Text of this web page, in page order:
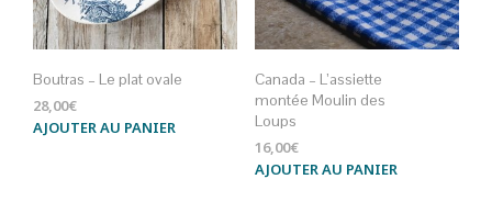
Boutras – Le plat ovale
28,00€
AJOUTER AU PANIER
Canada – L’assiette
montée Moulin des
Loups
16,00€
AJOUTER AU PANIER